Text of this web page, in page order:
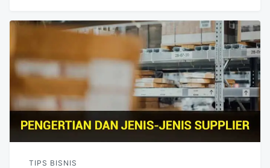
TIPS BISNIS